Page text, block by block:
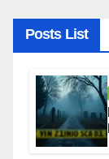
Posts List